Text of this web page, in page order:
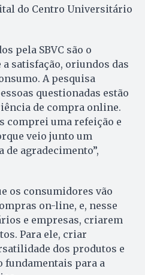
do Centro Universitário
pela SBVC são o
satisfação, oriundos das
A pesquisa
questionadas estão
de compra online.
comprei uma refeição e
veio junto um
de agradecimento”,
os consumidores vão
on-line, e, nesse
e empresas, criarem
Para ele, criar
dos produtos e
fundamentais para a